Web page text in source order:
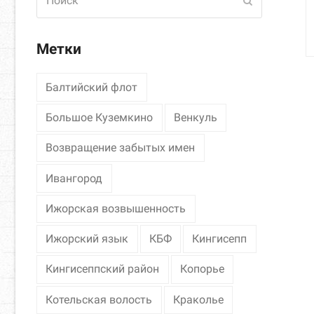
Метки
Балтийский флот
Большое Куземкино Венкуль
Возвращение забытых имен
Ивангород
Ижорская возвышенность
Ижорский язык КБФ Кингисепп
Кингисеппский район Копорье
Котельская волость Краколье